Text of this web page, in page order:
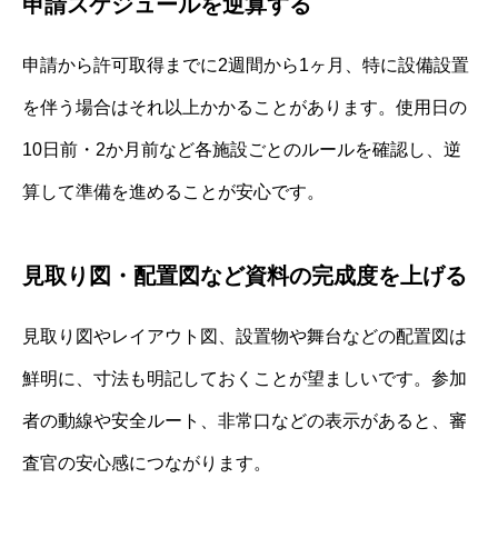
申請から許可取得までに2週間から1ヶ月、特に設備設置
を伴う場合はそれ以上かかることがあります。使用日の
10日前・2か月前など各施設ごとのルールを確認し、逆
算して準備を進めることが安心です。
見取り図・配置図など資料の完成度を上げる
見取り図やレイアウト図、設置物や舞台などの配置図は
鮮明に、寸法も明記しておくことが望ましいです。参加
者の動線や安全ルート、非常口などの表示があると、審
査官の安心感につながります。